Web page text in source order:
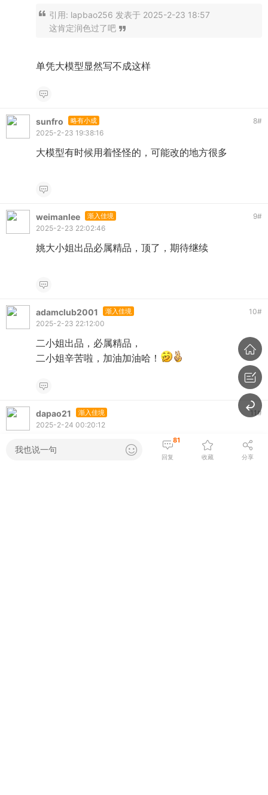
引用: lapbao256 发表于 2025-2-23 18:57
这肯定润色过了吧
单凭大模型显然写不成这样
sunfro 略有小成 8#
2025-2-23 19:38:16
大模型有时候用着怪怪的，可能改的地方很多
weimanlee 渐入佳境 9#
2025-2-23 22:02:46
姚大小姐出品必属精品，顶了，期待继续
adamclub2001 渐入佳境 10#
2025-2-23 22:12:00
二小姐出品，必属精品，
二小姐辛苦啦，加油加油哈！
dapao21 渐入佳境 11#
2025-2-24 00:20:12
坐等莉姐的后续
我也说一句
回复
81
收藏 分享